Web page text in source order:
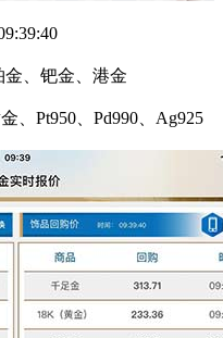
、钯金、港金
Pt950、Pd990、Ag925